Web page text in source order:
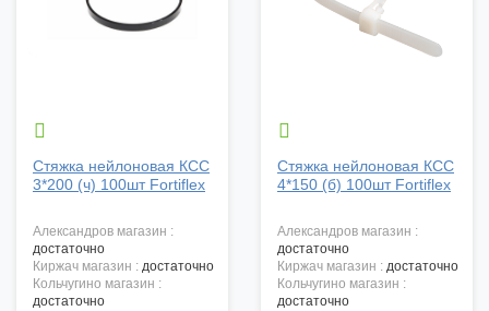

Стяжка нейлоновая КСС
3*200 (ч) 100шт Fortiflex
александров магазин :
достаточно
киржач магазин : достаточно
кольчугино магазин :
достаточно

Стяжка нейлоновая КСС
4*150 (б) 100шт Fortiflex
александров магазин :
достаточно
киржач магазин : достаточно
кольчугино магазин :
достаточно